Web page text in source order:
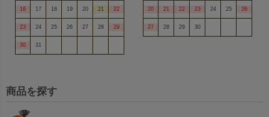
16 17 18 19 20 21 22
23 24 25 26 27 28 29
30 31
20 21 22 23 24 25 26
27 28 29 30
商品を探す